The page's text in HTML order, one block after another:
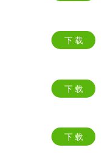
下 载
下 载
下 载